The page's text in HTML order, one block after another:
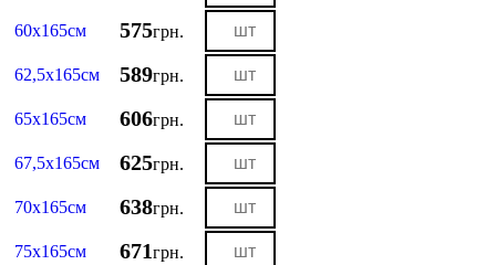
60х165см 575грн.
62,5х165см 589грн.
65х165см 606грн.
67,5х165см 625грн.
70х165см 638грн.
75х165см 671грн.